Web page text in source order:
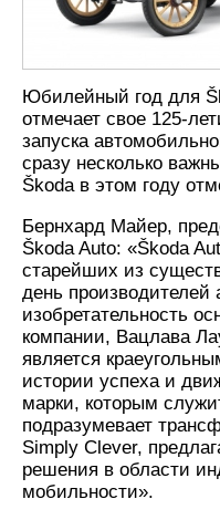
Юбилейный год для
отмечает свое 125-
запуска
сразу несколько
Škoda в этом году
Бернхард Майер,
Škoda Auto: «Škoda
старейших из
день
изобретательность
компании, Вацлава
является
истории успеха и
марки, которым
подразумевает
Simply Clever,
решения в области
мобильности».